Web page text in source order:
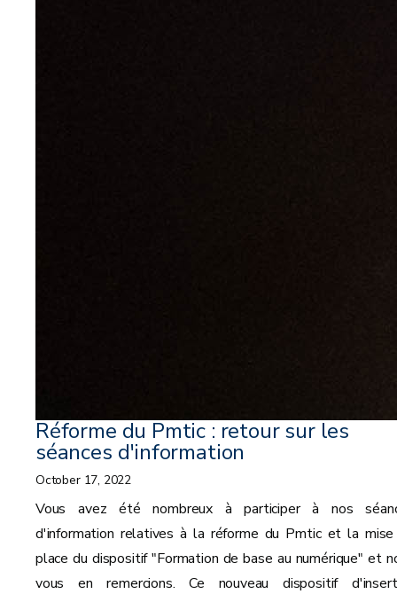
Réforme du Pmtic : retour sur les
séances d'information
October 17, 2022
Vous avez été nombreux à participer à nos
d'information relatives à la réforme du Pmtic et la
place du dispositif "Formation de base au numérique" et
vous en remercions. Ce nouveau dispositif